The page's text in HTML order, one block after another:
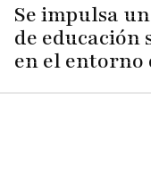
Se impulsa
de educación
en el